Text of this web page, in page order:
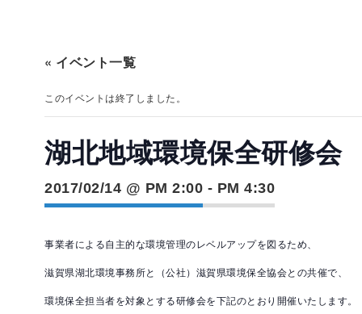
« イベント一覧
このイベントは終了しました。
湖北地域環境保全研修会
2017/02/14 @ PM 2:00 - PM 4:30
事業者による自主的な環境管理のレベルアップを図るため、
滋賀県湖北環境事務所と（公社）滋賀県環境保全協会との共催で、
環境保全担当者を対象とする研修会を下記のとおり開催いたします。